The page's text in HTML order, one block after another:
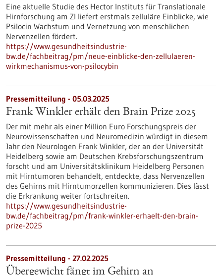
Eine aktuelle Studie des Hector Instituts für Translationale
Hirnforschung am ZI liefert erstmals zelluläre Einblicke, wie
Psilocin Wachstum und Vernetzung von menschlichen
Nervenzellen fördert.
https://www.gesundheitsindustrie-
bw.de/fachbeitrag/pm/neue-einblicke-den-zellulaeren-
wirkmechanismus-von-psilocybin
Pressemitteilung - 05.03.2025
Frank Winkler erhält den Brain Prize 2025
Der mit mehr als einer Million Euro Forschungspreis der
Neurowissenschaften und Neuromedizin würdigt in diesem
Jahr den Neurologen Frank Winkler, der an der Universität
Heidelberg sowie am Deutschen Krebsforschungszentrum
forscht und am Universitätsklinikum Heidelberg Personen
mit Hirntumoren behandelt, entdeckte, dass Nervenzellen
des Gehirns mit Hirntumorzellen kommunizieren. Dies lässt
die Erkrankung weiter fortschreiten.
https://www.gesundheitsindustrie-
bw.de/fachbeitrag/pm/frank-winkler-erhaelt-den-brain-
prize-2025
Pressemitteilung - 27.02.2025
Übergewicht fängt im Gehirn an